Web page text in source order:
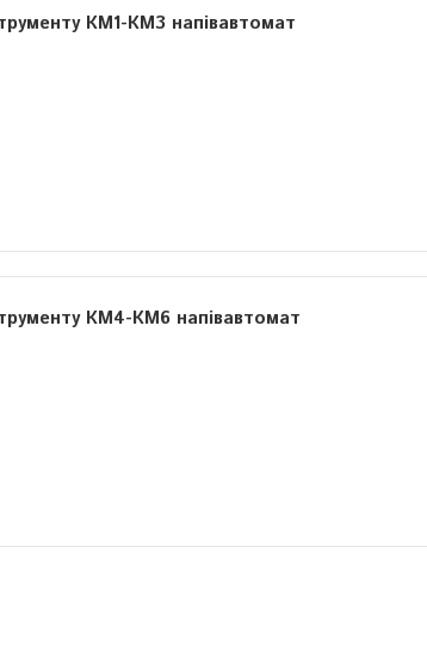
КМ1-КМ3 напівавтомат
КМ4-КМ6 напівавтомат